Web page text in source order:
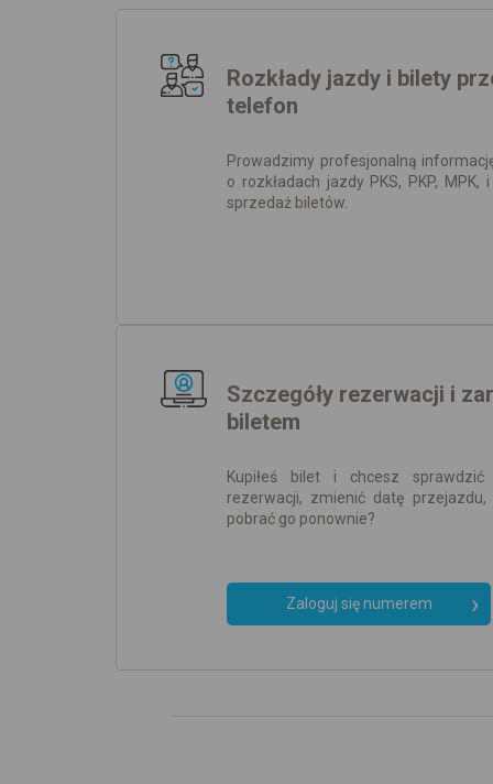
Rozkłady jazdy i bilety
telefon
Prowadzimy profesjonalną
o rozkładach jazdy PKS, PKP, MPK,
sprzedaż biletów.
Szczegóły rezerwacji i
biletem
Kupiłeś bilet i chcesz sprawdzić
rezerwacji, zmienić datę
pobrać go ponownie?
Zaloguj się numerem